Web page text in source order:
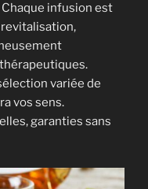
infusion est
variée de
vos sens.
garanties sans